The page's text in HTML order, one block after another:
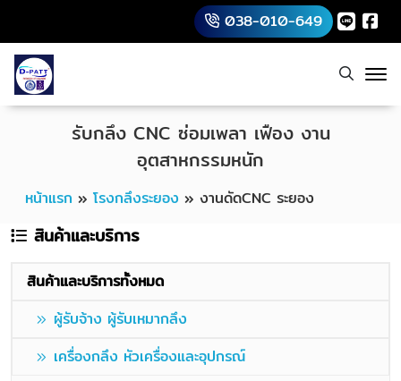
038-010-649
หน้าแรก » โรงกลึงระยอง » งานดัดCNC ระยอง
รับกลึง CNC ซ่อมเพลา เฟือง งาน
อุตสาหกรรมหนัก
สินค้าและบริการ
สินค้าและบริการทั้งหมด
ผู้รับจ้าง ผู้รับเหมากลึง
เครื่องกลึง หัวเครื่องและอุปกรณ์